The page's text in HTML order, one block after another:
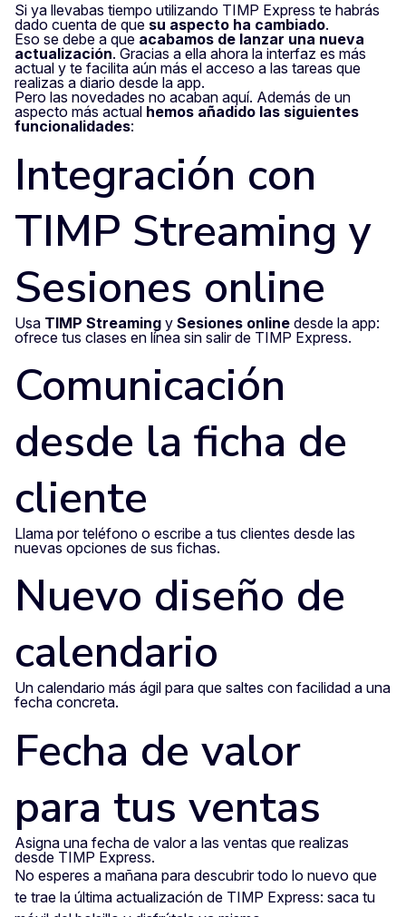
Si ya llevabas tiempo utilizando TIMP Express te habrás
dado cuenta de que su aspecto ha cambiado.
Eso se debe a que acabamos de lanzar una nueva
actualización. Gracias a ella ahora la interfaz es más
actual y te facilita aún más el acceso a las tareas que
realizas a diario desde la app.
Pero las novedades no acaban aquí. Además de un
aspecto más actual hemos añadido las siguientes
funcionalidades:
Integración con
TIMP Streaming y
Sesiones online
Usa TIMP Streaming y Sesiones online desde la app:
ofrece tus clases en línea sin salir de TIMP Express.
Comunicación
desde la ficha de
cliente
Llama por teléfono o escribe a tus clientes desde las
nuevas opciones de sus fichas.
Nuevo diseño de
calendario
Un calendario más ágil para que saltes con facilidad a una
fecha concreta.
Fecha de valor
para tus ventas
Asigna una fecha de valor a las ventas que realizas
desde TIMP Express.
No esperes a mañana para descubrir todo lo nuevo que
te trae la última actualización de TIMP Express: saca tu